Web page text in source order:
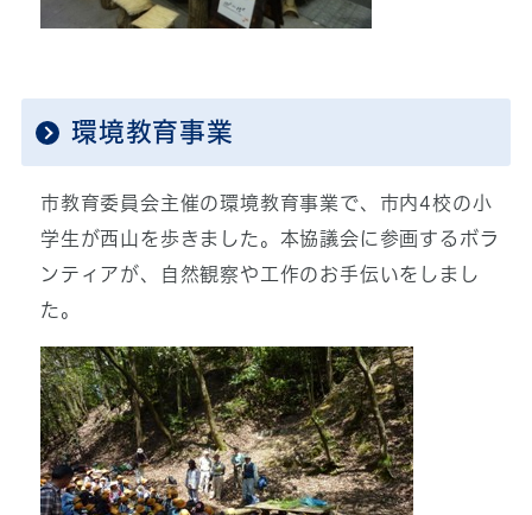
環境教育事業
市教育委員会主催の環境教育事業で、市内4校の小
学生が西山を歩きました。本協議会に参画するボラ
ンティアが、自然観察や工作のお手伝いをしまし
た。